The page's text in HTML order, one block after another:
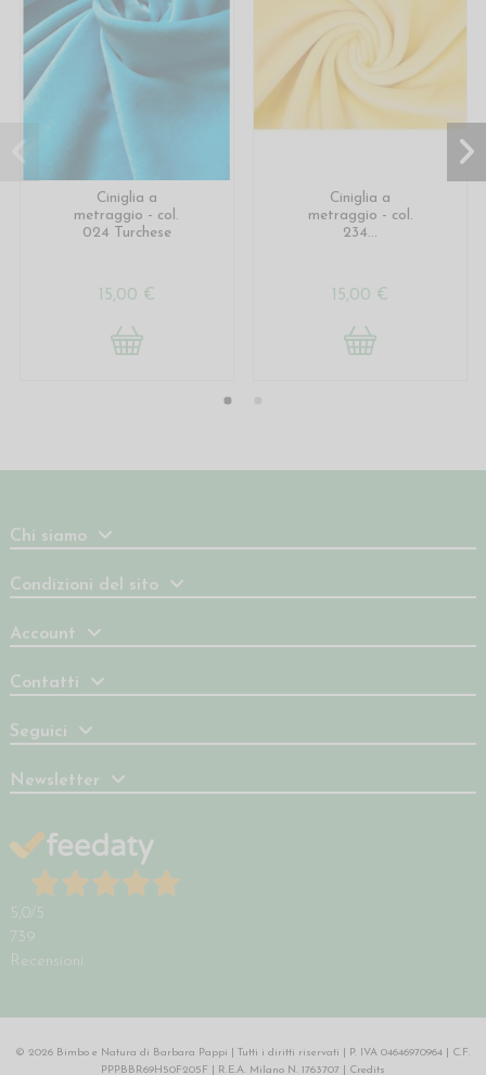
Ciniglia a
metraggio - col.
024 Turchese
15,00 €
Ciniglia a
metraggio - col.
234...
15,00 €
Chi siamo
Condizioni del sito
Account
Contatti
Seguici
Newsletter
5,0 /5
739
Recensioni
© 2026 Bimbo e Natura di Barbara Pappi | Tutti i diritti riservati | P. IVA 04646970964 | C.F.
PPPBBR69H50F205F | R.E.A. Milano N. 1763707 | Credits